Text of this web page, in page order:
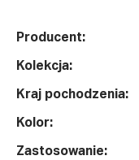
Producent:
Kolekcja:
Kraj pochodzenia:
Kolor:
Zastosowanie: